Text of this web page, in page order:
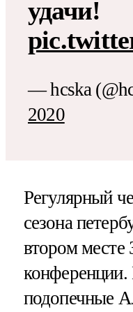
удачи!
— hcska
2020
Регулярный
сезона
втором месте
подопечные